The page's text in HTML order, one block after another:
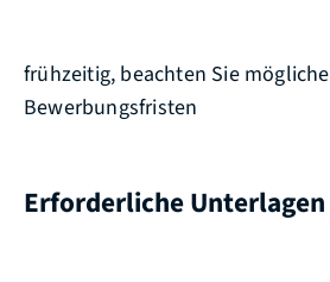
frühzeitig, beachten Sie mögliche
Bewerbungsfristen
Erforderliche Unterlagen